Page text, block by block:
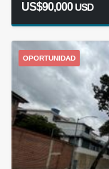
US$90,000USD
OPORTUNIDAD